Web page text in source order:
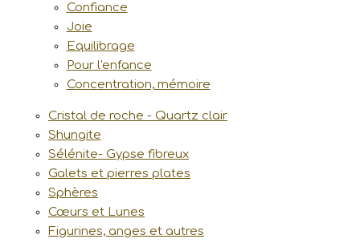
Confiance
Joie
Equilibrage
Pour l'enfance
Concentration, mémoire
Cristal de roche - Quartz clair
Shungite
Sélénite- Gypse fibreux
Galets et pierres plates
Sphères
Cœurs et Lunes
Figurines, anges et autres